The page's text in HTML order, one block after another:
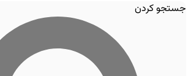
جستجو کردن